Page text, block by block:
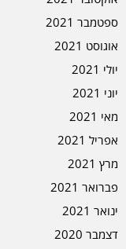
ספטמבר 2021
אוגוסט 2021
יולי 2021
יוני 2021
מאי 2021
אפריל 2021
מרץ 2021
פברואר 2021
ינואר 2021
דצמבר 2020